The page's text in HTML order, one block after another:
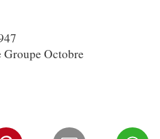
Octobre